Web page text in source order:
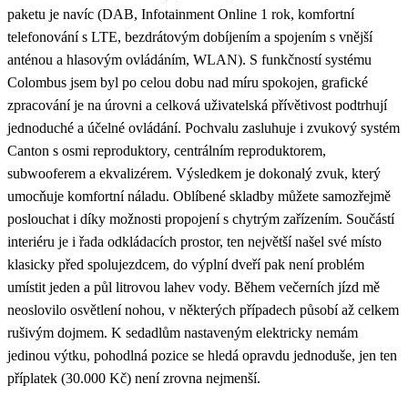
paketu je navíc (DAB, Infotainment Online 1 rok, komfortní
telefonování s LTE, bezdrátovým dobíjením a spojením s vnější
anténou a hlasovým ovládáním, WLAN). S funkčností systému
Colombus jsem byl po celou dobu nad míru spokojen, grafické
zpracování je na úrovni a celková uživatelská přívětivost podtrhují
jednoduché a účelné ovládání. Pochvalu zasluhuje i zvukový systém
Canton s osmi reproduktory, centrálním reproduktorem,
subwooferem a ekvalizérem. Výsledkem je dokonalý zvuk, který
umocňuje komfortní náladu. Oblíbené skladby můžete samozřejmě
poslouchat i díky možnosti propojení s chytrým zařízením. Součástí
interiéru je i řada odkládacích prostor, ten největší našel své místo
klasicky před spolujezdcem, do výplní dveří pak není problém
umístit jeden a půl litrovou lahev vody. Během večerních jízd mě
neoslovilo osvětlení nohou, v některých případech působí až celkem
rušivým dojmem. K sedadlům nastaveným elektricky nemám
jedinou výtku, pohodlná pozice se hledá opravdu jednoduše, jen ten
příplatek (30.000 Kč) není zrovna nejmenší.